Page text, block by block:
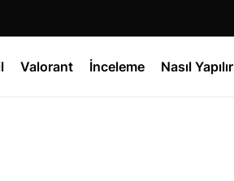
Valorant İnceleme Nasıl Yapılır